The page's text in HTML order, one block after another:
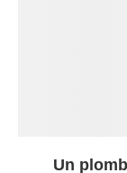
Un